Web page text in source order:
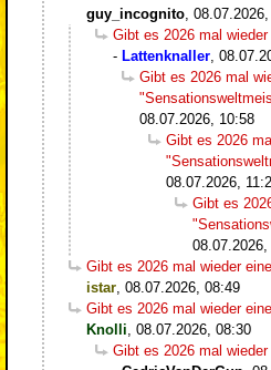
guy_incognito
Gibt es 2026 mal
- Lattenknaller
Gibt es 2026 mal
08.07.2026, 10:58
Gibt es 2026
08.07.2026,
Gibt es
08.07.2026,
Gibt es 2026 mal wieder
istar 08.07.2026, 08:49
Gibt es 2026 mal wieder
Knolli 08.07.2026, 08:30
Gibt es 2026 mal